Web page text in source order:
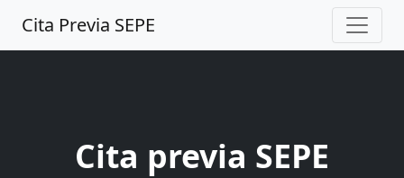
Cita Previa SEPE
Cita previa SEPE